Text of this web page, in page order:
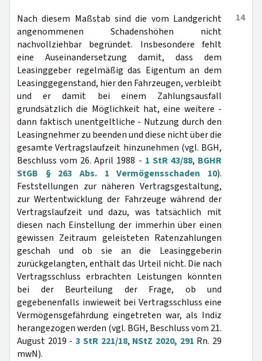
14
Nach diesem Maßstab sind die vom Landgericht
angenommenen Schadenshöhen nicht
nachvollziehbar begründet. Insbesondere fehlt
eine Auseinandersetzung damit, dass dem
Leasinggeber regelmäßig das Eigentum an dem
Leasinggegenstand, hier den Fahrzeugen, verbleibt
und er damit bei einem Zahlungsausfall
grundsätzlich die Möglichkeit hat, eine weitere -
dann faktisch unentgeltliche - Nutzung durch den
Leasingnehmer zu beenden und diese nicht über die
gesamte Vertragslaufzeit hinzunehmen (vgl. BGH,
Beschluss vom 26. April 1988 - 1 StR 43/88, BGHR
StGB § 263 Abs. 1 Vermögensschaden 10).
Feststellungen zur näheren Vertragsgestaltung,
zur Wertentwicklung der Fahrzeuge während der
Vertragslaufzeit und dazu, was tatsächlich mit
diesen nach Einstellung der immerhin über einen
gewissen Zeitraum geleisteten Ratenzahlungen
geschah und ob sie an die Leasinggeberin
zurückgelangten, enthält das Urteil nicht. Die nach
Vertragsschluss erbrachten Leistungen könnten
bei der Beurteilung der Frage, ob und
gegebenenfalls inwieweit bei Vertragsschluss eine
Vermögensgefährdung eingetreten war, als Indiz
herangezogen werden (vgl. BGH, Beschluss vom 21.
August 2019 -3 StR 221/18, NStZ 2020, 291 Rn. 29
mwN).